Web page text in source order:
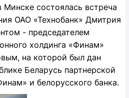
Минске состоялась встреча
ОАО «Технобанк» Дмитрия
- председателем
холдинга «Финам»
на которой был дан
Беларусь партнерской
и белорусского банка.